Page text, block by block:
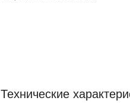
Технические